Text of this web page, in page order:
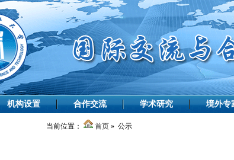
机构设置 合作交流 学术研究 境外专
当前位置： 首页 » 公示